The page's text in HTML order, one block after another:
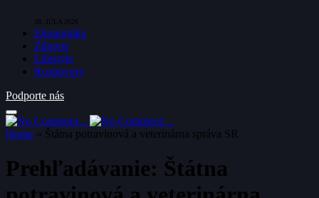
28. JÚLA 2026
Ekonomika
Zdravie
Lifestyle
Rozhovory
Podporte nás
Home » Štátna potravinová a veterinárna správa SR
Prehľadávanie: Štátna